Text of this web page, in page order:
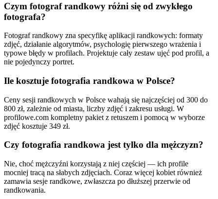
Czym fotograf randkowy różni się od zwykłego
fotografa?
Fotograf randkowy zna specyfikę aplikacji randkowych: formaty
zdjęć, działanie algorytmów, psychologię pierwszego wrażenia i
typowe błędy w profilach. Projektuje cały zestaw ujęć pod profil, a
nie pojedynczy portret.
Ile kosztuje fotografia randkowa w Polsce?
Ceny sesji randkowych w Polsce wahają się najczęściej od 300 do
800 zł, zależnie od miasta, liczby zdjęć i zakresu usługi. W
profilowe.com kompletny pakiet z retuszem i pomocą w wyborze
zdjęć kosztuje 349 zł.
Czy fotografia randkowa jest tylko dla mężczyzn?
Nie, choć mężczyźni korzystają z niej częściej — ich profile
mocniej tracą na słabych zdjęciach. Coraz więcej kobiet również
zamawia sesje randkowe, zwłaszcza po dłuższej przerwie od
randkowania.